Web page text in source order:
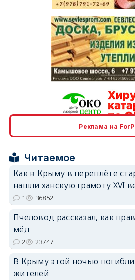
Реклама на
Читаемое
Как в Крыму в переплёте
нашли ханскую грамоту XVI
1 36852
Пчеловод рассказал, как
мёд
2 23747
В Крыму этой ночью
жителей